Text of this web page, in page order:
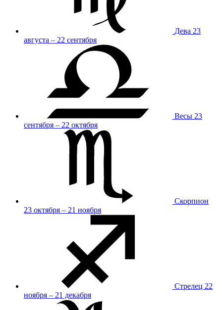
Дева 23
августа – 22 сентября
Весы 23
сентября – 22 октября
Скорпион
23 октября – 21 ноября
Стрелец 22
ноября – 21 декабря